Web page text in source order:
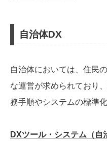
自治体DX
自治体においては、住民
な運営が求められており
務手順やシステムの標準
DXツール・システム（自